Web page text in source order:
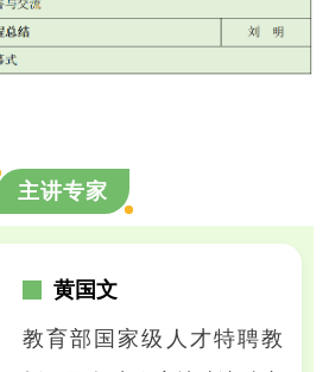
主讲专家
黄国文
教育部国家级人才特聘教